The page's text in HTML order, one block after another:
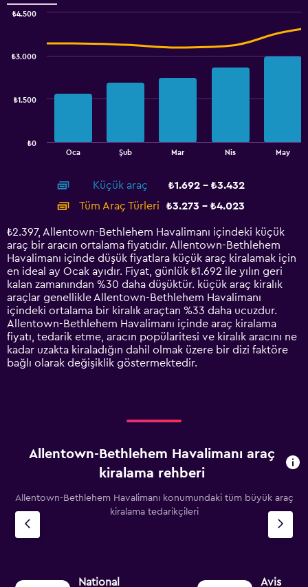
values.
Range:
2400.
displaying
categories.
14
categories.
The
chart
has
1
Y
axis
displaying
values.
Range:
0
Oca Şub Mar Nis May
₺0
₺1.500
₺3.000
₺4.500
Küçük araç
₺1.692 - ₺3.432
Tüm Araç Türleri
₺3.273 - ₺4.023
₺2.397, Allentown-Bethlehem Havalimanı içindeki küçük
araç bir aracın ortalama fiyatıdır. Allentown-Bethlehem
Havalimanı içinde düşük fiyatlara küçük araç kiralamak için
en ideal ay Ocak ayıdır. Fiyat, günlük ₺1.692 ile yılın geri
kalan zamanından %30 daha düşüktür. küçük araç kiralık
araçlar genellikle Allentown-Bethlehem Havalimanı
içindeki ortalama bir kiralık araçtan %33 daha ucuzdur.
Allentown-Bethlehem Havalimanı içinde araç kiralama
fiyatı, tedarik etme, aracın popülaritesi ve kiralık aracını ne
kadar uzakta kiraladığın dahil olmak üzere bir dizi faktöre
bağlı olarak değişiklik göstermektedir.
Allentown-Bethlehem Havalimanı araç
kiralama rehberi
Allentown-Bethlehem Havalimanı konumundaki tüm büyük araç
kiralama tedarikçileri
National Avis